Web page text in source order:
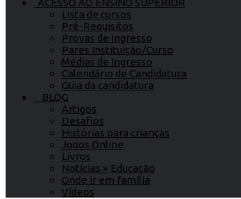
ACESSO AO ENSINO SUPERIOR
Lista de cursos
Pré-Requisitos
Provas de Ingresso
Pares Instituição/Curso
Médias de Ingresso
Calendário de Candidatura
Guia da candidatura
BLOG
Artigos
Desafios
Histórias para crianças
Jogos Online
Livros
Notícias » Educação
Onde ir em família
Vídeos